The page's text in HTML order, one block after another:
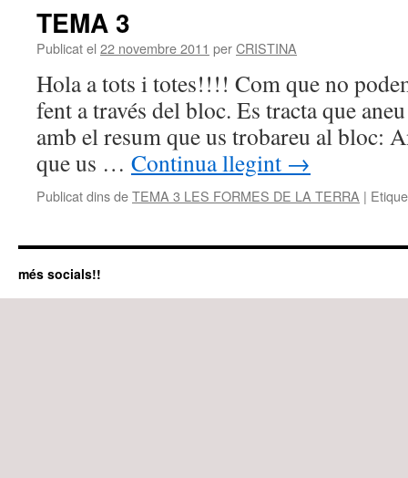
TEMA 3
Publicat el 22 novembre 2011 perCRISTINA
Hola a tots i totes!!!! Com que no
fent a través del bloc. Es tracta que
amb el resum que us trobareu al bloc:
que us … Continua llegint →
Publicat dins deTEMA 3 LES FORMES DE LA TERRA |
més socials!!